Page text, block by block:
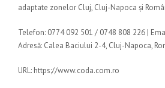
adaptate zonelor Cluj, Cluj-Napoca și
Telefon: 0774 092 501 / 0748 808 226 |
Adresă: Calea Baciului 2-4, Cluj-Napoca,
URL: https://www.coda.com.ro